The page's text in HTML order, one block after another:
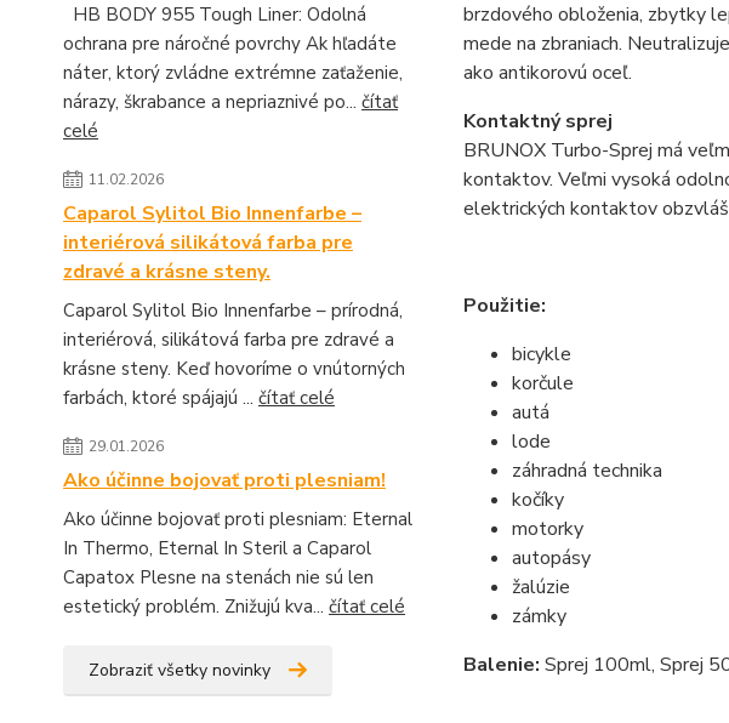
HB BODY 955 Tough Liner: Odolná
ochrana pre náročné povrchy Ak hľadáte
náter, ktorý zvládne extrémne zaťaženie,
nárazy, škrabance a nepriaznivé po... čítať
celé
11.02.2026
Caparol Sylitol Bio Innenfarbe –
interiérová silikátová farba pre
zdravé a krásne steny.
Caparol Sylitol Bio Innenfarbe – prírodná,
interiérová, silikátová farba pre zdravé a
krásne steny. Keď hovoríme o vnútorných
farbách, ktoré spájajú ... čítať celé
29.01.2026
Ako účinne bojovať proti plesniam!
Ako účinne bojovať proti plesniam: Eternal
In Thermo, Eternal In Steril a Caparol
Capatox Plesne na stenách nie sú len
estetický problém. Znižujú kva... čítať celé
Zobraziť všetky novinky
brzdového obloženia, zbytky
mede na zbraniach.
ako antikorovú oceľ.
Kontaktný sprej
BRUNOX Turbo-Sprej má
kontaktov. Veľmi vysoká
elektrických kontaktov
Použitie:
bicykle
korčule
autá
lode
záhradná technika
kočíky
motorky
autopásy
žalúzie
zámky
Balenie: Sprej 100ml, Sprej